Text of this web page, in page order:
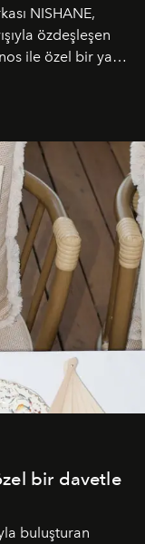
NISHANE,
özdeşleşen
ile özel bir yaz
varlığını
dönüştürüyor.
bir davetle
buluşturan